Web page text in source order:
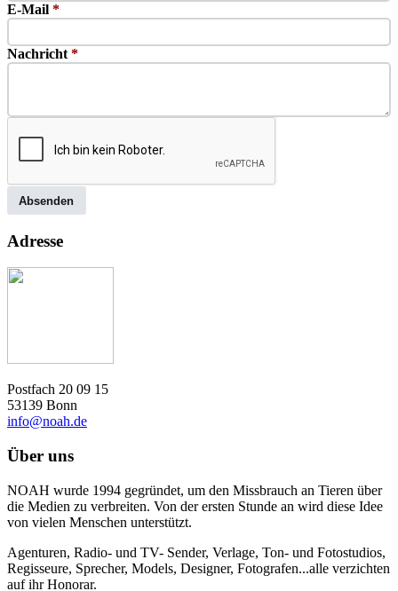
E-Mail *
Nachricht *
Absenden
Adresse
Postfach 20 09 15
53139 Bonn
info@noah.de
Über uns
NOAH wurde 1994 gegründet, um den Missbrauch an Tieren über
die Medien zu verbreiten. Von der ersten Stunde an wird diese Idee
von vielen Menschen unterstützt.
Agenturen, Radio- und TV- Sender, Verlage, Ton- und Fotostudios,
Regisseure, Sprecher, Models, Designer, Fotografen...alle verzichten
auf ihr Honorar.